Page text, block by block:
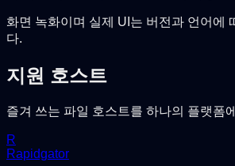
화면 녹화이며 실제 UI는 버전과 언어에
다.
지원 호스트
즐겨 쓰는 파일 호스트를 하나의 플랫폼
R
Rapidgator